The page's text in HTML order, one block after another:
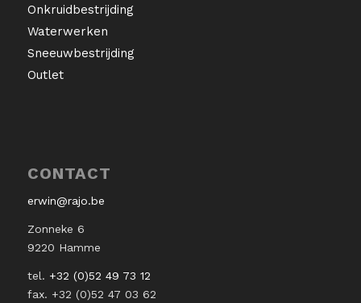
Onkruidbestrijding
Waterwerken
Sneeuwbestrijding
Outlet
CONTACT
erwin@rajo.be
Zonneke 6
9220 Hamme
tel. +32 (0)52 49 73 12
fax. +32 (0)52 47 03 62